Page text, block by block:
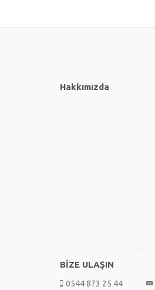
Hakkımızda
BİZE ULAŞIN
0544 873 25 44